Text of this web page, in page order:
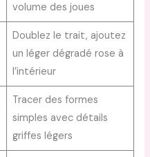
volume des joues
Doublez le trait, ajoutez
un léger dégradé rose à
l’intérieur
Tracer des formes
simples avec détails
griffes légers